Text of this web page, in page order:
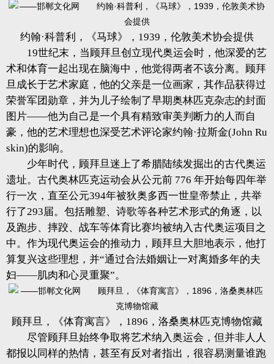
约翰·科普利，《马球》，1939，伦敦美术协会提供
19世纪末，当顾拜旦创立现代奥运会时，他深爱的艺
术和体育一起出现在脑海中，他觉得两者不该分离。顾拜
旦成长于艺术家庭，他的父亲是一位画家，其作品获得过
荣誉军团勋章，并为儿子绘制了早期奥林匹克杂志的封面
图片——他为自己是一个具有精致审美判断力的人而自
豪，他的艺术理想也深受艺术评论家约翰·拉斯金(John Ru
skin)的影响。
少年时代，顾拜旦迷上了希腊陆续发掘出的古代奥运
遗址。古代奥林匹克运动会从公元前 776 年开始每四年举
行一次，直至公元394年被狄奥多西一世皇帝禁止，共举
行了293届。包括雕塑、诗歌等各种艺术形式的角逐，以
及跑步、摔跤、战车等体育比赛均被纳入古代奥运项目之
中。作为现代奥运会的推动力，顾拜旦大胆地表示，他打
算复兴这些理想，并“通过合法婚姻让一对离婚多年的夫
妇——肌肉和心灵重聚”。
顾拜旦，《体育寓言》，1896，洛桑奥林匹克博物馆藏
尽管顾拜旦始终争取将艺术纳入奥运会，但并非人人
都报以同样的热情，甚至有反对者指出，很容易测量谁跑